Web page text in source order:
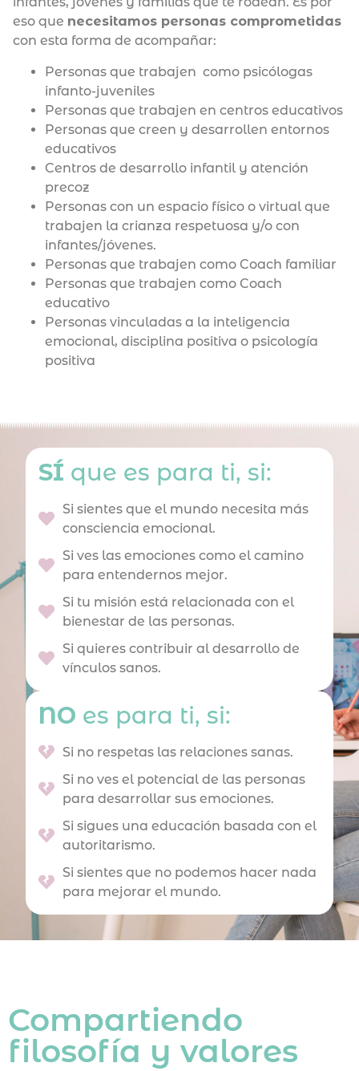
eso que necesitamos personas comprometidas
con esta forma de acompañar:
Personas que trabajen como psicólogas
infanto-juveniles
Personas que trabajen en centros educativos
Personas que creen y desarrollen entornos
educativos
Centros de desarrollo infantil y atención
precoz
Personas con un espacio físico o virtual que
trabajen la crianza respetuosa y/o con
infantes/jóvenes.
Personas que trabajen como Coach familiar
Personas que trabajen como Coach
educativo
Personas vinculadas a la inteligencia
emocional, disciplina positiva o psicología
positiva
SÍ que es para ti, si:
Si sientes que el mundo necesita más
consciencia emocional.
Si ves las emociones como el camino
para entendernos mejor.
Si tu misión está relacionada con el
bienestar de las personas.
Si quieres contribuir al desarrollo de
vínculos sanos.
NO es para ti, si:
Si no respetas las relaciones sanas.
Si no ves el potencial de las personas
para desarrollar sus emociones.
Si sigues una educación basada con el
autoritarismo.
Si sientes que no podemos hacer nada
para mejorar el mundo.
Compartiendo
filosofía y valores